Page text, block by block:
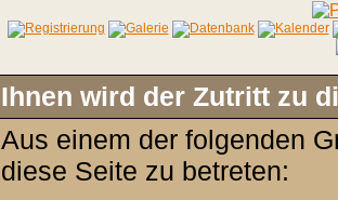
Ihnen wird der Zutritt zu
Aus einem der folgenden
diese Seite zu betreten: